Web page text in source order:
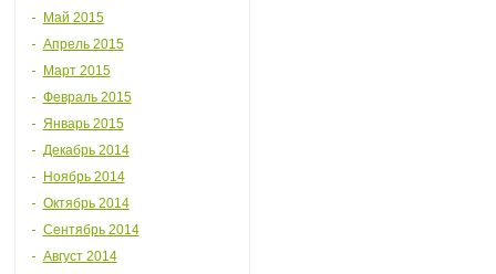
Май 2015
Апрель 2015
Март 2015
Февраль 2015
Январь 2015
Декабрь 2014
Ноябрь 2014
Октябрь 2014
Сентябрь 2014
Август 2014